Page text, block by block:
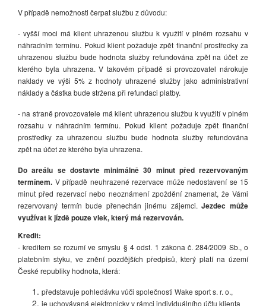
V případě nemožnosti čerpat službu z důvodu:
- vyšší moci má klient uhrazenou službu k využití v plném rozsahu v
náhradním termínu. Pokud klient požaduje zpět finanční prostředky za
uhrazenou službu bude hodnota služby refundována zpět na účet ze
kterého byla uhrazena. V takovém případě si provozovatel nárokuje
naklady ve výši 5% z hodnoty uhrazené služby jako administrativní
náklady a částka bude stržena při refundaci platby.
- na straně provozovatele má klient uhrazenou službu k využití v plném
rozsahu v náhradním termínu. Pokud klient požaduje zpět finanční
prostředky za uhrazenou službu bude hodnota služby refundována
zpět na účet ze kterého byla uhrazena.
Do areálu se dostavte minimálně 30 minut před rezervovaným
termínem. V případě neuhrazené rezervace může nedostavení se 15
minut před rezervací nebo neoznámení zpoždění znamenat, že Vámi
rezervovaný termín bude přenechán jinému zájemci.Jezdec může
využívat k jízdě pouze vlek, který má rezervován.
Kredit:
- kreditem se rozumí ve smyslu § 4 odst. 1 zákona č. 284/2009 Sb., o
platebním styku, ve znění pozdějších předpisů, který platí na území
České republiky hodnota, která:
představuje pohledávku vůči společnosti Wake sport s. r. o.,
je uchovávaná elektronicky v rámci individuálního účtu klienta